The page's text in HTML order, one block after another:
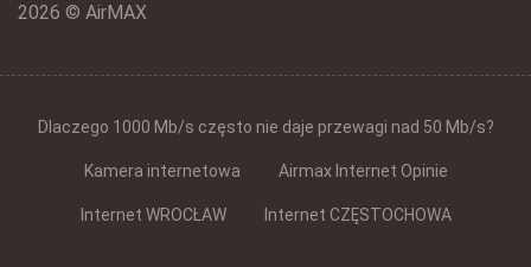
2026 © AirMAX
Dlaczego 1000 Mb/s często nie daje przewagi nad 50 Mb/s?
Kamera internetowa Airmax Internet Opinie
Internet WROCŁAW Internet CZĘSTOCHOWA